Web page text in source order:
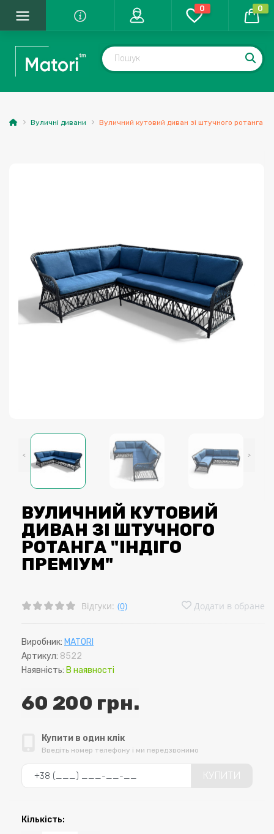
0 0
Вуличні дивани Вуличний кутовий диван зі штучного ротанга
< >
ВУЛИЧНИЙ КУТОВИЙ
ДИВАН ЗІ ШТУЧНОГО
РОТАНГА "ІНДІГО
ПРЕМІУМ"
Відгуки: (0) Додати в обране
Виробник: MATORI
Артикул: 8522
Наявність: В наявності
60 200 грн.
Купити в один клік
Введіть номер телефону і ми передзвонимо
КУПИТИ
Кількість: